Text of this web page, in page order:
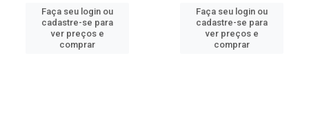
Faça seu login ou
cadastre-se para
ver preços e
comprar
Faça seu login ou
cadastre-se para
ver preços e
comprar